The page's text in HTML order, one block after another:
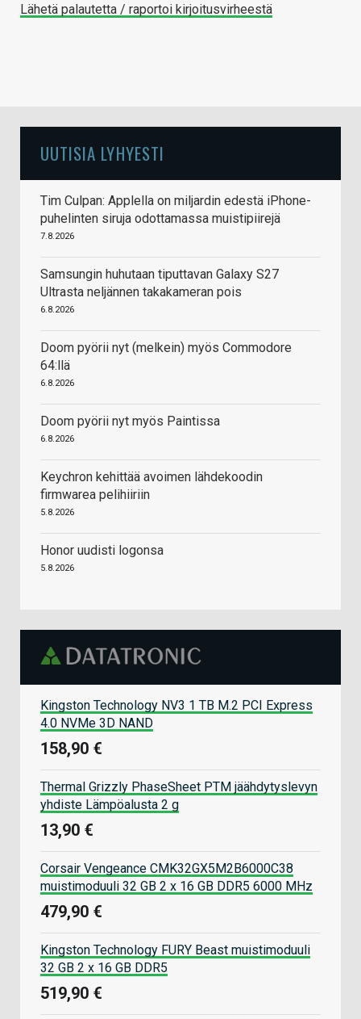
Lähetä palautetta / raportoi kirjoitusvirheestä
UUTISIA LYHYESTI
Tim Culpan: Applella on miljardin edestä iPhone-
puhelinten siruja odottamassa muistipiirejä
7.8.2026
Samsungin huhutaan tiputtavan Galaxy S27
Ultrasta neljännen takakameran pois
6.8.2026
Doom pyörii nyt (melkein) myös Commodore
64:llä
6.8.2026
Doom pyörii nyt myös Paintissa
6.8.2026
Keychron kehittää avoimen lähdekoodin
firmwarea pelihiiriin
5.8.2026
Honor uudisti logonsa
5.8.2026
Kingston Technology NV3 1 TB M.2 PCI Express
4.0 NVMe 3D NAND
158,90 €
Thermal Grizzly PhaseSheet PTM jäähdytyslevyn
yhdiste Lämpöalusta 2 g
13,90 €
Corsair Vengeance CMK32GX5M2B6000C38
muistimoduuli 32 GB 2 x 16 GB DDR5 6000 MHz
479,90 €
Kingston Technology FURY Beast muistimoduuli
32 GB 2 x 16 GB DDR5
519,90 €